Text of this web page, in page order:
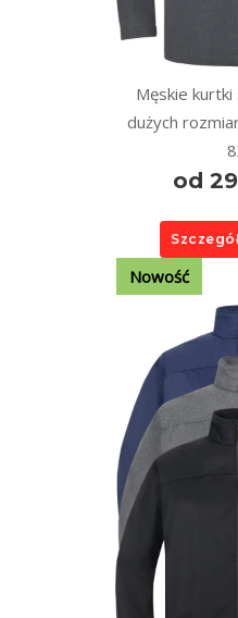
Męskie
dużych
od
Nowość